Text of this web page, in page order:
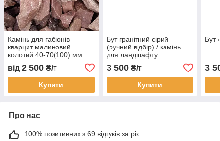
Камінь для габіонів
кварцит малиновий
колотий 40-70(100) мм
від 2 500 ₴/т
Купити
Бут гранітний сірий
(ручний відбір) / камінь
для ландшафту
3 500₴/т
Купити
Бут
3
Про нас
100% позитивних з 69 відгуків за рік